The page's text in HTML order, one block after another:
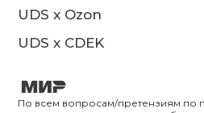
UDS x Ozon
UDS x CDEK
По всем вопросам/претензиям по